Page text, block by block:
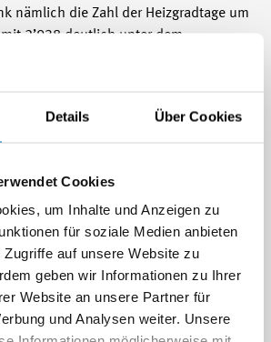
Details Über Cookies
Cookies
um Inhalte und Anzeigen zu
für soziale Medien anbieten
auf unsere Website zu
geben wir Informationen zu Ihrer
Website an unsere Partner für
und Analysen weiter. Unsere
nämlich die Zahl der Heizgradtage um
2’938 deutlich unter dem
Dass der Verbrauchsrückgang beim
der Heizgradtage klar übertraf, ist
von öl- auf gasgefeuerte
verdanken. Viele dieser
der Energieagentur der Wirtschaft
verdeutlicht die schwindende
Energieträger für die MEM-Industrie.
Industrie mit Erdölprodukten (v.a.
ihres Energiebedarfs, entsprechend
8'044 TJ (2'235 GWh). 2011 lag der